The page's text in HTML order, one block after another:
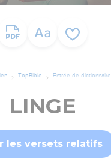
TopBible Entrée de dictionnaire
LINGE
les versets relatifs